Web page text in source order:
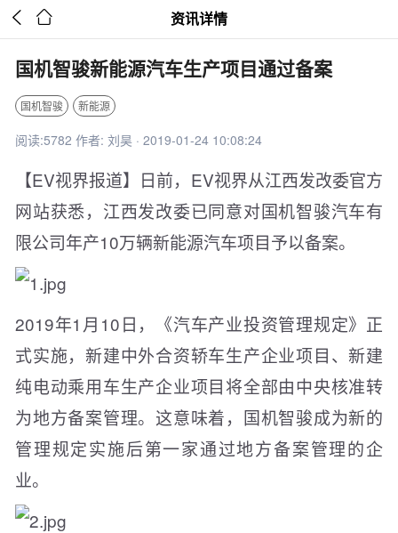
  资讯详情
国机智骏新能源汽车生产项目通过备案
国机智骏 新能源
阅读:5782 作者: 刘昊 · 2019-01-24 10:08:24
【EV视界报道】日前，EV视界从江西发改委官方
网站获悉，江西发改委已同意对国机智骏汽车有
限公司年产10万辆新能源汽车项目予以备案。
2019年1月10日，《汽车产业投资管理规定》正
式实施，新建中外合资轿车生产企业项目、新建
纯电动乘用车生产企业项目将全部由中央核准转
为地方备案管理。这意味着，国机智骏成为新的
管理规定实施后第一家通过地方备案管理的企
业。